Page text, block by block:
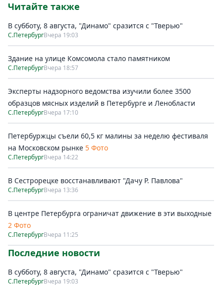
Читайте также
В субботу, 8 августа, "Динамо" сразится с "Тверью"
С.ПетербургВчера 19:03
Здание на улице Комсомола стало памятником
С.ПетербургВчера 18:57
Эксперты надзорного ведомства изучили более 3500
образцов мясных изделий в Петербурге и Ленобласти
С.ПетербургВчера 17:10
Петербуржцы съели 60,5 кг малины за неделю фестиваля
на Московском рынке 5 Фото
С.ПетербургВчера 14:22
В Сестрорецке восстанавливают "Дачу Р. Павлова"
С.ПетербургВчера 13:36
В центре Петербурга ограничат движение в эти выходные
2 Фото
С.ПетербургВчера 11:25
Последние новости
В субботу, 8 августа, "Динамо" сразится с "Тверью"
С.ПетербургВчера 19:03